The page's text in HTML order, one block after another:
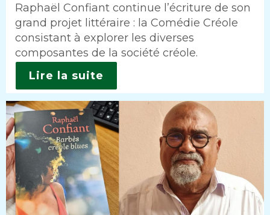
Intro
Raphaël Confiant continue l’écriture de son
grand projet littéraire : la Comédie Créole
consistant à explorer les diverses
composantes de la société créole.
Lire la suite